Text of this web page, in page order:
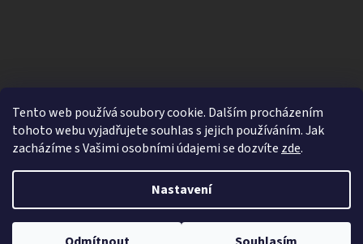
Tento web používá soubory cookie. Dalším procházením
tohoto webu vyjadřujete souhlas s jejich používáním. Jak
zacházíme s Vašimi osobními údajemi se dozvíte zde.
Nastavení
Vytvořil Shoptet
iDRINKS.cz. Všechna práva vyhrazena.